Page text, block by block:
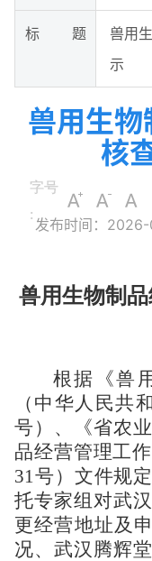
标 题
兽用
示
兽用生物
核
字号
:
发布时间：
兽用生物制
根据《兽
（中华人民共
号）、《省农
品经营管理工
31号）文件规
托专家组对武
更经营地址及
况、武汉腾辉